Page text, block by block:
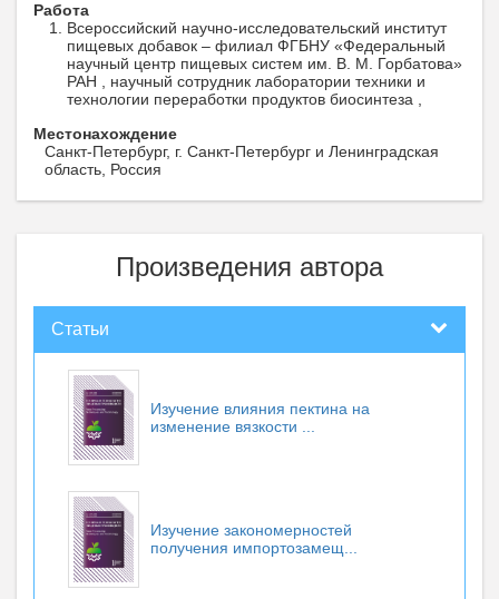
Работа
Всероссийский научно-исследовательский институт
пищевых добавок – филиал ФГБНУ «Федеральный
научный центр пищевых систем им. В. М. Горбатова»
РАН , научный сотрудник лаборатории техники и
технологии переработки продуктов биосинтеза ,
Местонахождение
Санкт-Петербург, г. Санкт-Петербург и Ленинградская
область, Россия
Произведения автора
Статьи
Изучение влияния пектина на
изменение вязкости ...
Изучение закономерностей
получения импортозамещ...